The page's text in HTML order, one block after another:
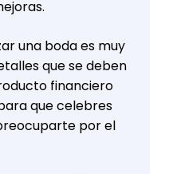
una boda es muy
que se deben
financiero
que celebres
por el